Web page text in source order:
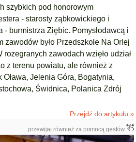
szybkich pod honorowym
- starosty ząbkowickiego i
- burmistrza Ziębic. Pomysłodawcą i
zawodów było Przedszkole Na Orlej
zawodach wzięło udział
z terenu powiatu, ale również z
Jelenia Góra, Bogatynia,
Świdnica, Polanica Zdrój
Przejdź do artykułu »
przewijaj również za pomocą gestów